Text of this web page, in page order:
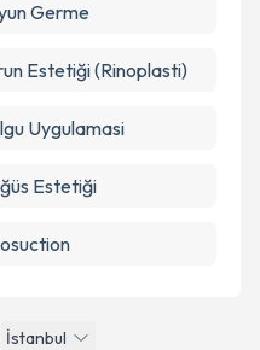
İstanbul
Germe
Estetiği (Rinoplasti)
Uygulamasi
Estetiği